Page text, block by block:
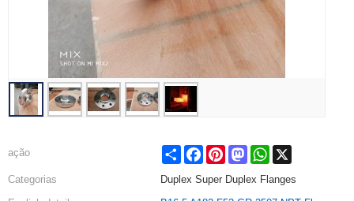
ação Share FacebookPinterestMastodonWhatsApp
Categorias
Duplex Super Duplex Flanges